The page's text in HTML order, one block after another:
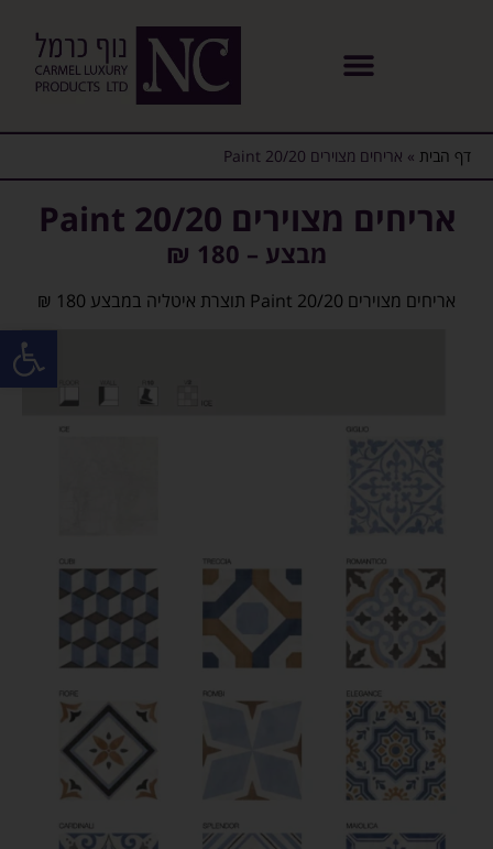
פתח
דף הבית » אריחים מצוירים Paint 20/20
אריחים מצוירים Paint 20/20
מבצע – 180 ₪
אריחים מצוירים Paint 20/20 תוצרת איטליה במבצע 180 ₪